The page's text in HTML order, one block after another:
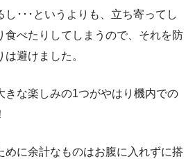
･･･というよりも、立ち寄ってし
食べたりしてしまうので、それを防
避けました。
きな楽しみの1つがやはり機内での
めに余計なものはお腹に入れずに搭